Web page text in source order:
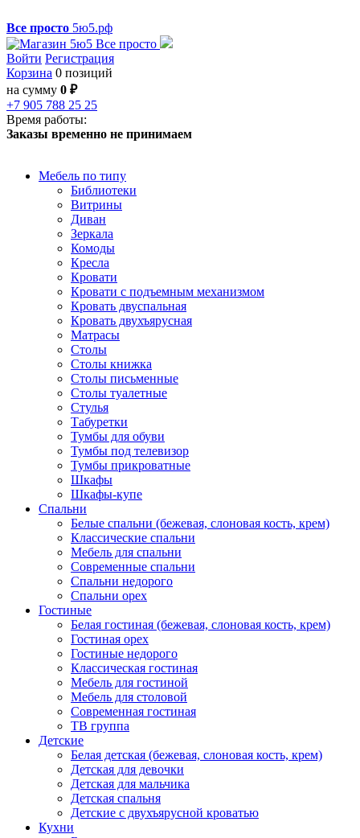
Все просто 5ю5.рф
Войти Регистрация
Корзина 0 позиций
на сумму 0 ₽
+7 905 788 25 25
Время работы:
Заказы временно не принимаем
Мебель по типу
Библиотеки
Витрины
Диван
Зеркала
Комоды
Кресла
Кровати
Кровати с подъемным механизмом
Кровать двуспальная
Кровать двухъярусная
Матрасы
Столы
Столы книжка
Столы письменные
Столы туалетные
Стулья
Табуретки
Тумбы для обуви
Тумбы под телевизор
Тумбы прикроватные
Шкафы
Шкафы-купе
Спальни
Белые спальни (бежевая, слоновая кость, крем)
Классические спальни
Мебель для спальни
Современные спальни
Спальни недорого
Спальни орех
Гостиные
Белая гостиная (бежевая, слоновая кость, крем)
Гостиная орех
Гостиные недорого
Классическая гостиная
Мебель для гостиной
Мебель для столовой
Современная гостиная
ТВ группа
Детские
Белая детская (бежевая, слоновая кость, крем)
Детская для девочки
Детская для мальчика
Детская спальня
Детские с двухъярусной кроватью
Кухни